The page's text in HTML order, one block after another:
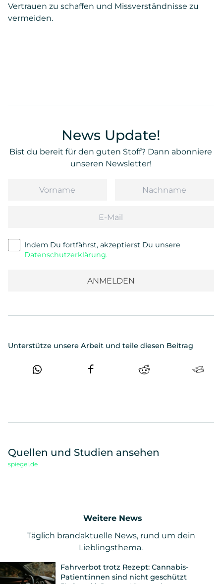
Vertrauen zu schaffen und Missverständnisse zu
vermeiden.
News Update!
Bist du bereit für den guten Stoff? Dann abonniere
unseren Newsletter!
Indem Du fortfährst, akzeptierst Du unsere
Datenschutzerklärung.
Unterstütze unsere Arbeit und teile diesen Beitrag
Quellen und Studien ansehen
spiegel.de
Weitere News
Täglich brandaktuelle News, rund um dein
Lieblingsthema.
Fahrverbot trotz Rezept: Cannabis-
Patient:innen sind nicht geschützt